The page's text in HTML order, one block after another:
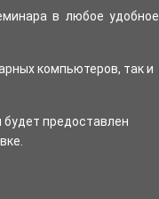
в любое удобное
компьютеров, так и
предоставлен